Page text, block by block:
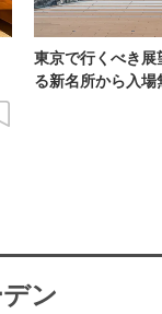
東京で行くべき
る新名所から入
ン